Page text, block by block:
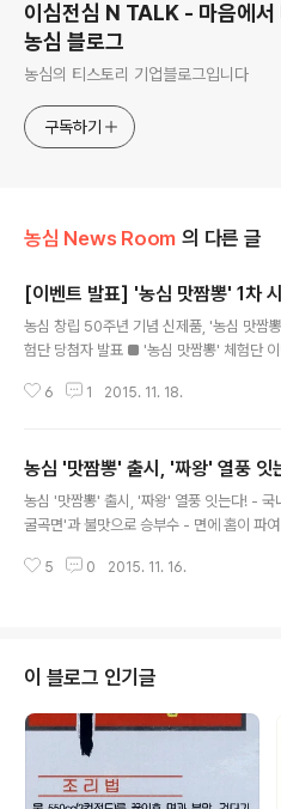
이심전심 N TALK - 마음에서
농심 블로그
농심의 티스토리 기업블로그입니다
구독하기
농심 News Room 의 다른 글
[이벤트 발표] '농심 맛짬뽕' 1차
농심 창립 50주년 기념 신제품, '농심 맛짬
험단 당첨자 발표 ■ '농심 맛짬뽕' 체험단
2차 : 11/18(수)~11/22(일), 발표 23(월),
화번호 뒷자리) 강나나 (3005), 강연주
(3573), 고영태 (8081), 구고은 (1777),
김지현 (2011), 김진하 (3598), 김현지
6)..
6 1 2015. 11. 18.
농심 '맛짬뽕' 출시, '짜왕' 열풍 잇
농심 '맛짬뽕' 출시, '짜왕' 열풍 잇는다! -
굴곡면'과 불맛으로 승부수 - 면에 홈이 파
불어 넣고 있는 농심은 16일 정통 중화풍 고
뽕의 면발에는 홈이 파여 있으며, 굴곡 형태
로 얼큰하고 진한 짬뽕 국물이 잘 배어들어
의 맛과 풍미가 극대화됩니다. 또한 수제면
식감을 느낄 수 있습니다. 농심은 올해 창
이해 혁신적인 면발을 지속적으로 개발해
있습니다...
5 0 2015. 11. 16.
이 블로그 인기글